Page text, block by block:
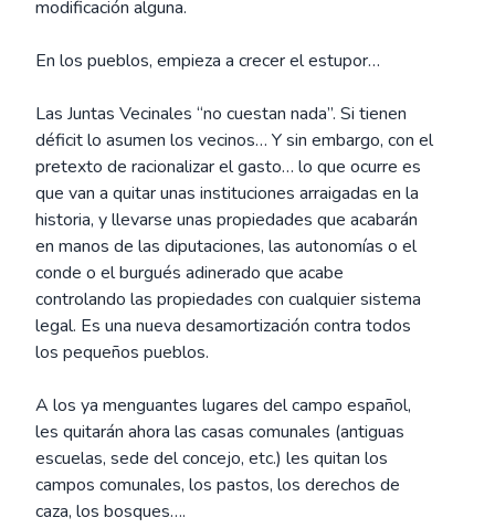
modificación alguna.
En los pueblos, empieza a crecer el estupor…
Las Juntas Vecinales “no cuestan nada”. Si tienen
déficit lo asumen los vecinos… Y sin embargo, con el
pretexto de racionalizar el gasto… lo que ocurre es
que van a quitar unas instituciones arraigadas en la
historia, y llevarse unas propiedades que acabarán
en manos de las diputaciones, las autonomías o el
conde o el burgués adinerado que acabe
controlando las propiedades con cualquier sistema
legal. Es una nueva desamortización contra todos
los pequeños pueblos.
A los ya menguantes lugares del campo español,
les quitarán ahora las casas comunales (antiguas
escuelas, sede del concejo, etc.) les quitan los
campos comunales, los pastos, los derechos de
caza, los bosques….